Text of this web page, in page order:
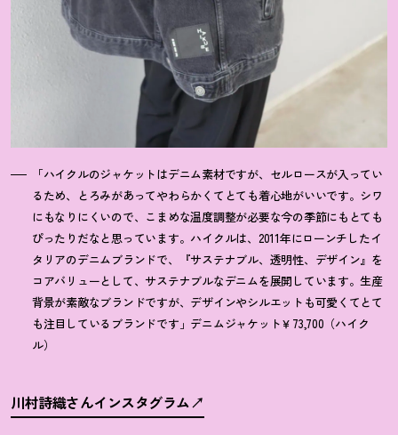
「ハイクルのジャケットはデニム素材ですが、セルロースが入ってい
るため、とろみがあってやわらかくてとても着心地がいいです。シワ
にもなりにくいので、こまめな温度調整が必要な今の季節にもとても
ぴったりだなと思っています。ハイクルは、2011年にローンチしたイ
タリアのデニムブランドで、『サステナブル、透明性、デザイン』を
コアバリューとして、サステナブルなデニムを展開しています。生産
背景が素敵なブランドですが、デザインやシルエットも可愛くてとて
も注目しているブランドです」デニムジャケット￥73,700（ハイク
ル）
川村詩織さんインスタグラム